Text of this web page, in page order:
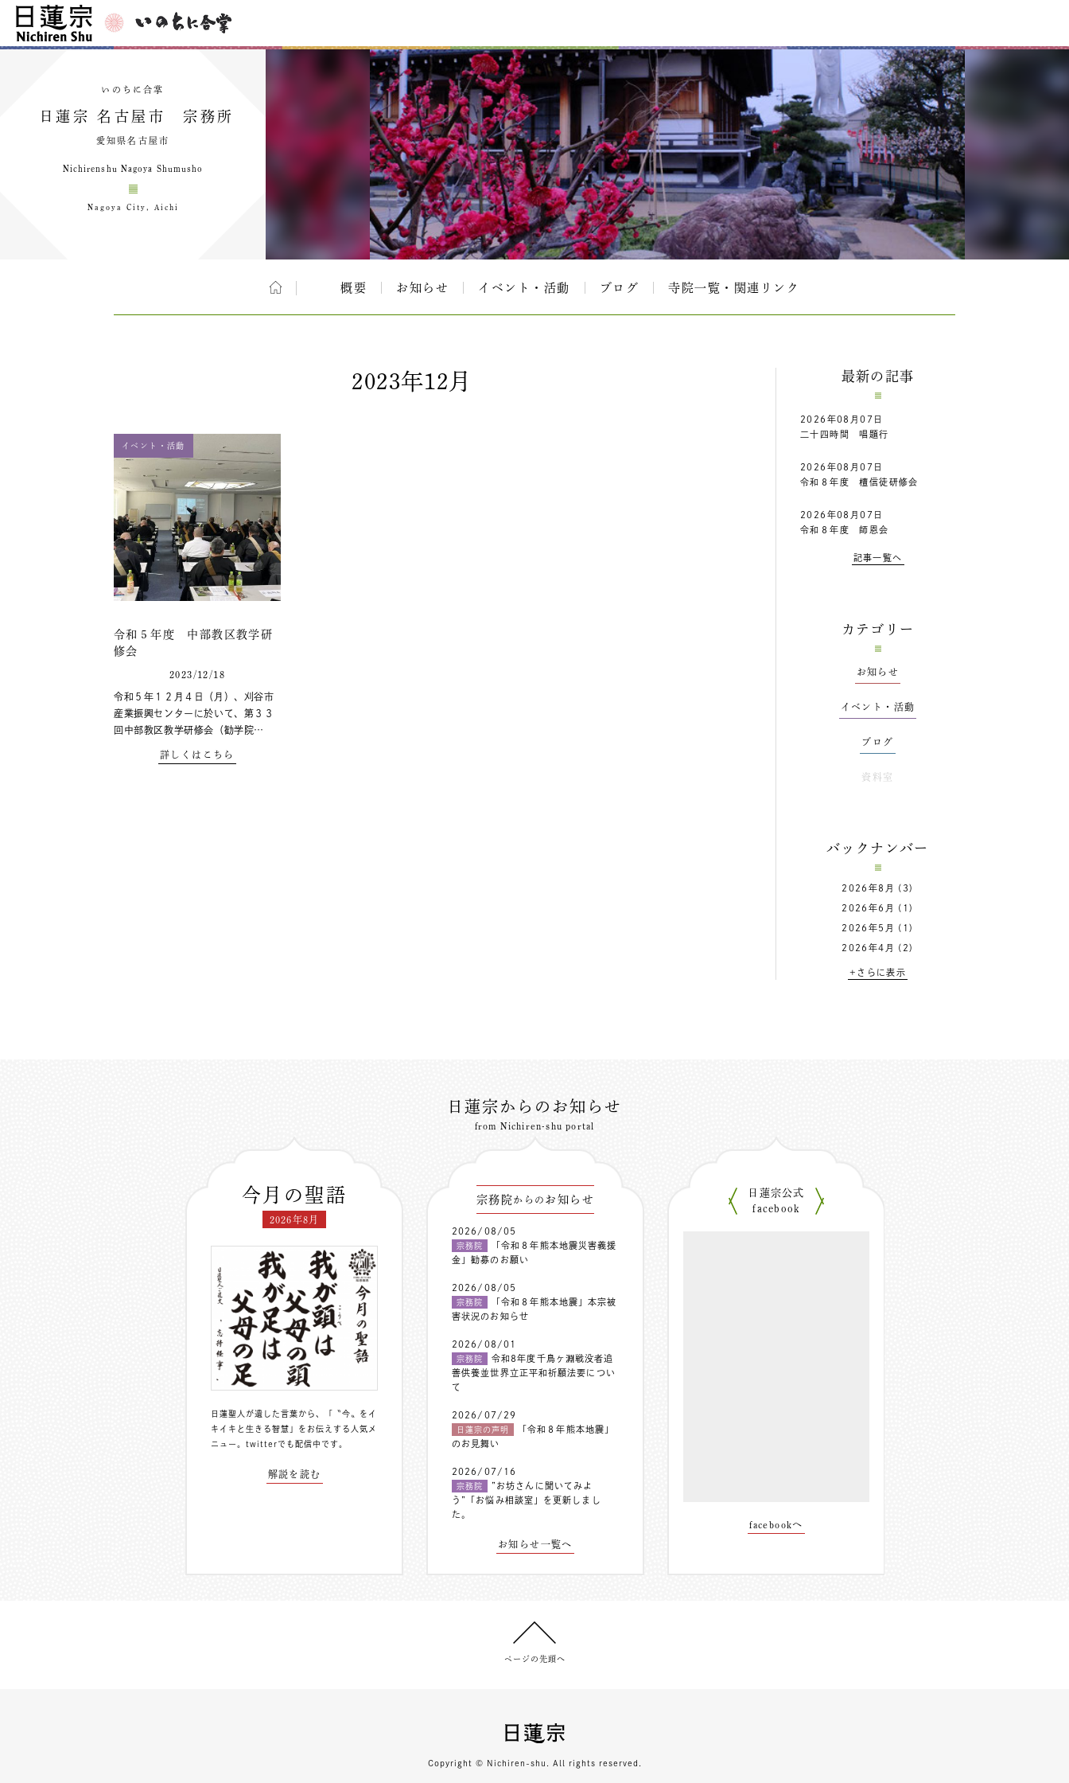
いのちに合掌
日蓮宗 名古屋市 宗務所
愛知県名古屋市
Nichirenshu Nagoya Shumusho
Nagoya City, Aichi
概要 お知らせ イベント・活動 ブログ 寺院一覧・関連リンク
2023年12月
イベント・活動
令和５年度 中部教区教学研
修会
2023/12/18
令和５年１２月４日（月）、刈谷市
産業振興センターに於いて、第３３
回中部教区教学研修会（勧学院…
詳しくはこちら
最新の記事
2026年08月07日
二十四時間 唱題行
2026年08月07日
令和８年度 檀信徒研修会
2026年08月07日
令和８年度 師恩会
記事一覧へ
カテゴリー
お知らせ
イベント・活動
ブログ
資料室
バックナンバー
2026年8月 (3)
2026年6月 (1)
2026年5月 (1)
2026年4月 (2)
+さらに表示
日蓮宗からのお知らせ
from Nichiren-shu portal
今月の聖語
2026年8月
日蓮聖人が遺した言葉から、「〝今〟をイ
キイキと生きる智慧」をお伝えする人気メ
ニュー。 twitterでも配信中 です。
解説を読む
宗務院からの お知らせ
2026/08/05
宗務院
「令和８年熊本地震災害義援
金」勧募のお願い
2026/08/05
宗務院
「令和８年熊本地震」本宗被
害状況のお知らせ
2026/08/01
宗務院
令和8年度千鳥ヶ淵戦没者追
善供養並世界立正平和祈願法要につい
て
2026/07/29
日蓮宗の声明
「令和８年熊本地震」
のお見舞い
2026/07/16
宗務院
”お坊さんに聞いてみよ
う”「お悩み相談室」を更新しまし
た。
お知らせ一覧へ
日蓮宗公式
facebook
facebookへ
ページの先頭へ
Copyright © Nichiren-shu. All rights reserved.